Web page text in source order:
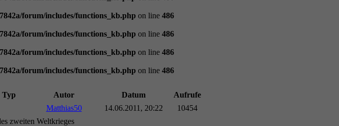
forum/includes/functions_kb.phpon line 486
forum/includes/functions_kb.phpon line 486
forum/includes/functions_kb.phpon line 486
forum/includes/functions_kb.phpon line 486
Typ Autor Datum
Aufrufe
Matthias50 14.06.2011, 20:22
10454
zweiten Weltkrieges